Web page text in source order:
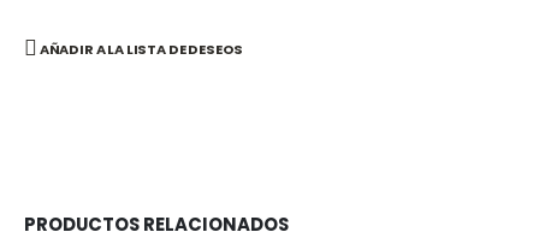
AÑADIR A LA LISTA DE DESEOS
PRODUCTOS RELACIONADOS